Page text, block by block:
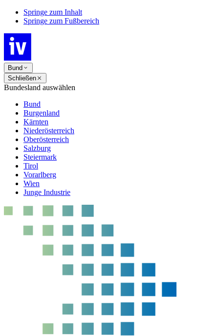
Springe zum Inhalt
Springe zum Fußbereich
Bund
Schließen
Bundesland auswählen
Bund
Burgenland
Kärnten
Niederösterreich
Oberösterreich
Salzburg
Steiermark
Tirol
Vorarlberg
Wien
Junge Industrie